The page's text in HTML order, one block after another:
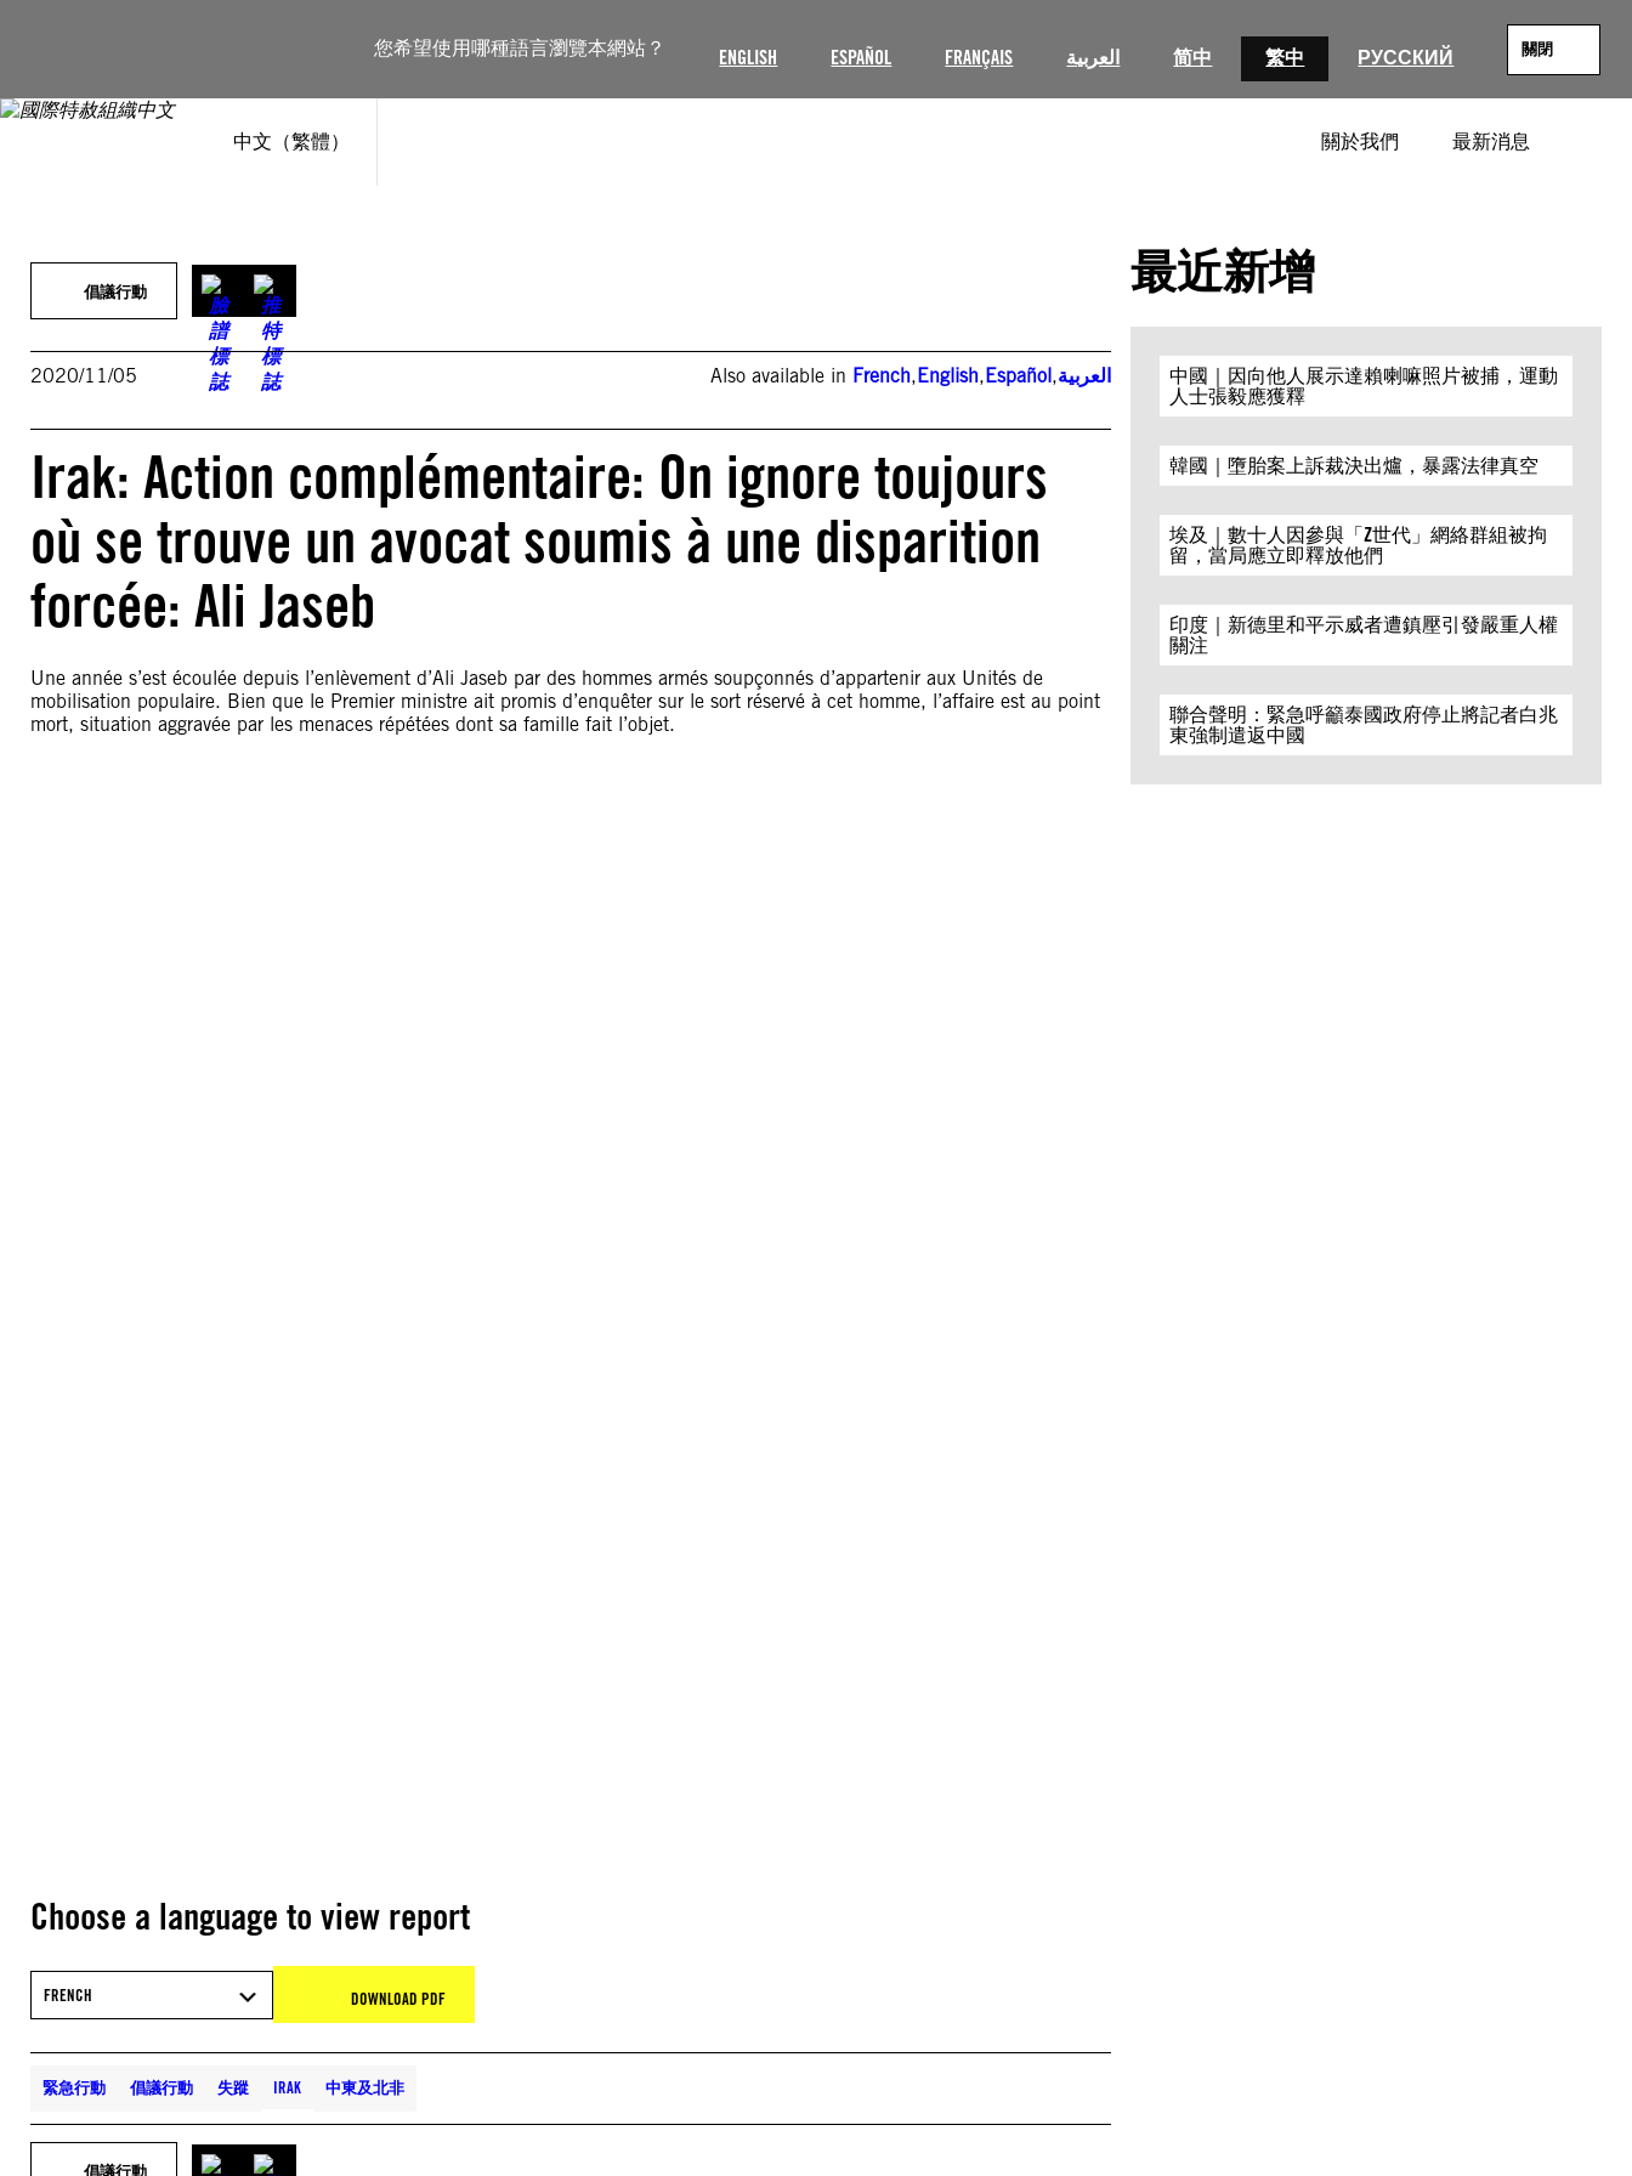
您希望使用哪種語言瀏覽本網站？ ENGLISH ESPAÑOL FRANÇAIS العربية 简中 繁中 РУССКИЙ 關閉
中文（繁體） 關於我們 最新消息
內
倡議行動
2020/11/05 Also available in French,English,Español,العربية
Irak: Action complémentaire: On ignore toujours
où se trouve un avocat soumis à une disparition
forcée: Ali Jaseb
Une année s’est écoulée depuis l’enlèvement d’Ali Jaseb par des hommes armés soupçonnés d’appartenir aux Unités de
mobilisation populaire. Bien que le Premier ministre ait promis d’enquêter sur le sort réservé à cet homme, l’affaire est au point
mort, situation aggravée par les menaces répétées dont sa famille fait l’objet.
Choose a language to view report
FRENCH DOWNLOAD PDF
緊急行動 倡議行動 失蹤 IRAK 中東及北非
倡議行動
最近新增
中國｜因向他人展示達賴喇嘛照片被捕，運動
人士張毅應獲釋
韓國｜墮胎案上訴裁決出爐，暴露法律真空
埃及｜數十人因參與「Z世代」網絡群組被拘
留，當局應立即釋放他們
印度｜新德里和平示威者遭鎮壓引發嚴重人權
關注
聯合聲明：緊急呼籲泰國政府停止將記者白兆
東強制遣返中國